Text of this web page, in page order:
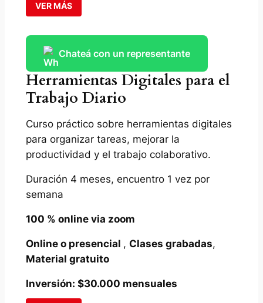
VER MÁS
Chateá con un representante
Herramientas Digitales para el
Trabajo Diario
Curso práctico sobre herramientas digitales
para organizar tareas, mejorar la
productividad y el trabajo colaborativo.
Duración 4 meses, encuentro 1 vez por
semana
100 % online via zoom
Online o presencial , Clases grabadas,
Material gratuito
Inversión: $30.000 mensuales